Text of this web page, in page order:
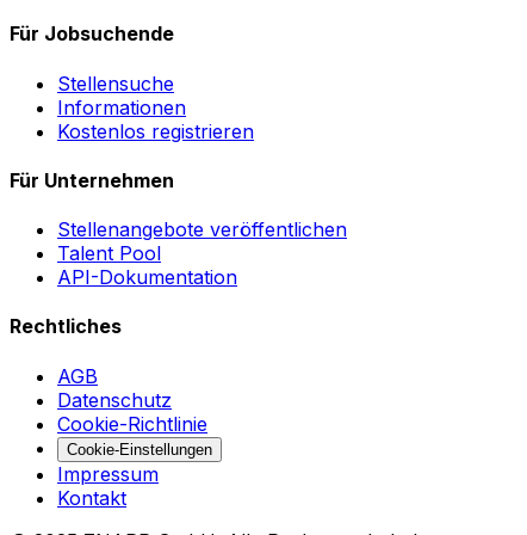
Für Jobsuchende
Stellensuche
Informationen
Kostenlos registrieren
Für Unternehmen
Stellenangebote veröffentlichen
Talent Pool
API-Dokumentation
Rechtliches
AGB
Datenschutz
Cookie-Richtlinie
Cookie-Einstellungen
Impressum
Kontakt